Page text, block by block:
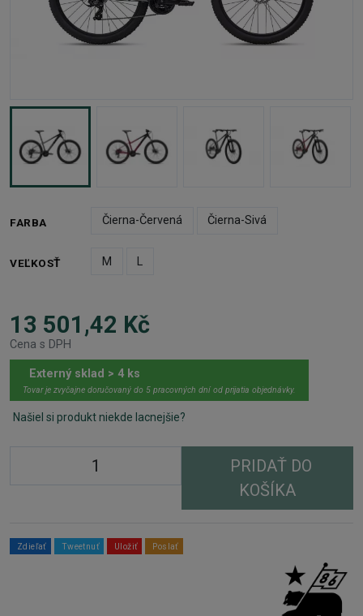
FARBA Čierna-Červená Čierna-Sivá
VEĽKOSŤ M L
13 501,42 Kč
Cena s DPH
Externý sklad > 4 ks
Tovar je zvyčajne doručovaný do 5 pracovných dní od prijatia objednávky.
Našiel si produkt niekde lacnejšie?
PRIDAŤ DO
KOŠÍKA
Zdieľať Tweetnuť Uložiť Poslať